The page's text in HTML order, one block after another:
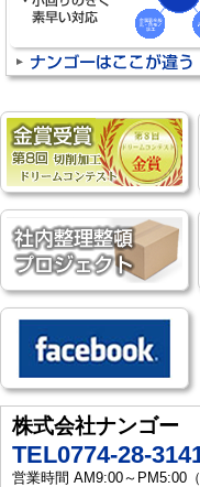
株式会社ナンゴー
TEL0774-28-
営業時間 AM9:00～PM5:00